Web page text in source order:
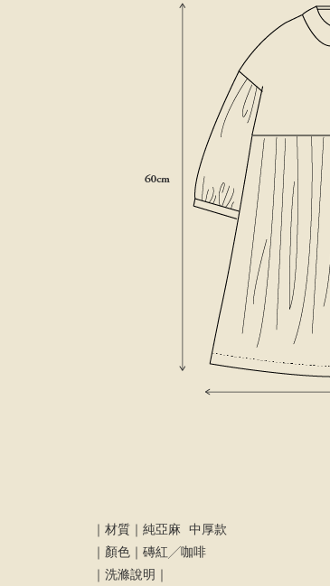
｜材質｜純亞麻 中厚款
｜顏色｜磚紅╱咖啡
｜洗滌說明｜